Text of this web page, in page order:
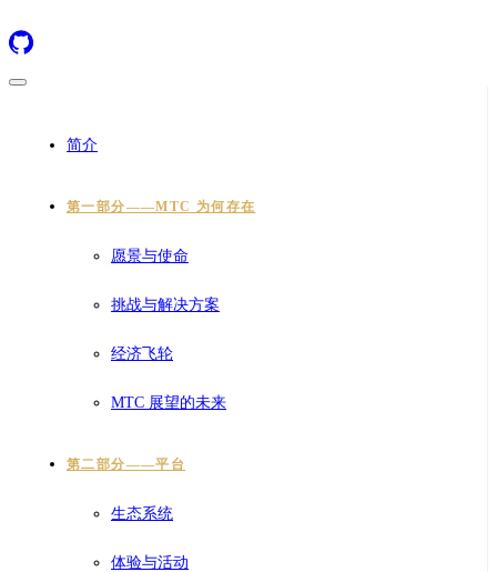
简介
第一部分——MTC 为何存在
愿景与使命
挑战与解决方案
经济飞轮
MTC 展望的未来
第二部分——平台
生态系统
体验与活动